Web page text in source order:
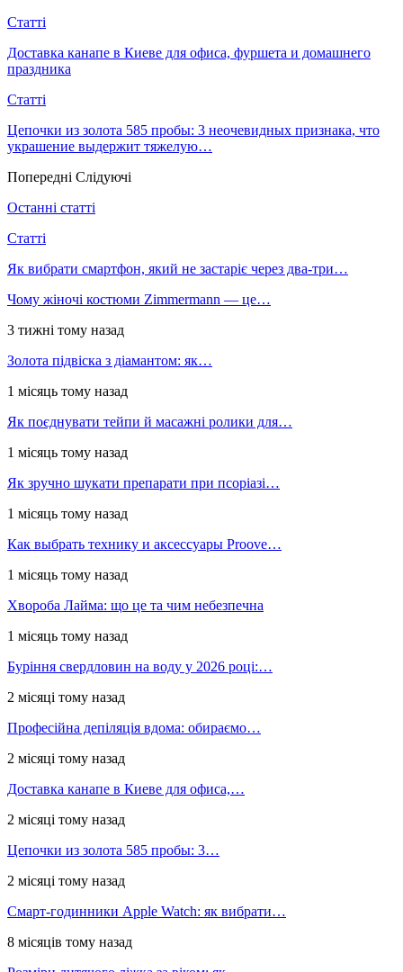
Статті
Доставка канапе в Киеве для офиса, фуршета и домашнего
праздника
Статті
Цепочки из золота 585 пробы: 3 неочевидных признака, что
украшение выдержит тяжелую…
Попередні Слідуючі
Останні статті
Статті
Як вибрати смартфон, який не застаріє через два-три…
Чому жіночі костюми Zimmermann — це…
3 тижні тому назад
Золота підвіска з діамантом: як…
1 місяць тому назад
Як поєднувати тейпи й масажні ролики для…
1 місяць тому назад
Як зручно шукати препарати при псоріазі…
1 місяць тому назад
Как выбрать технику и аксессуары Proove…
1 місяць тому назад
Хвороба Лайма: що це та чим небезпечна
1 місяць тому назад
Буріння свердловин на воду у 2026 році:…
2 місяці тому назад
Професійна депіляція вдома: обираємо…
2 місяці тому назад
Доставка канапе в Киеве для офиса,…
2 місяці тому назад
Цепочки из золота 585 пробы: 3…
2 місяці тому назад
Смарт-годинники Apple Watch: як вибрати…
8 місяців тому назад